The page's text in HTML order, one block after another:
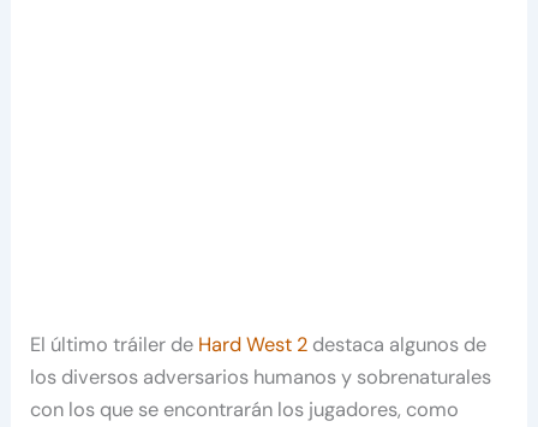
El último tráiler de Hard West 2 destaca algunos de
los diversos adversarios humanos y sobrenaturales
con los que se encontrarán los jugadores, como